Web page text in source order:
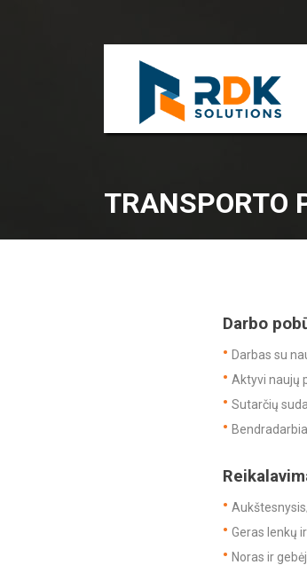
TRANSPORTO
Darbo
Darbas su
Aktyvi naujų
Sutarčių
Geras lenkų
Noras ir